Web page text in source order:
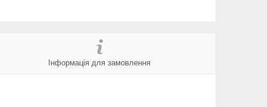
Інформація для замовлення